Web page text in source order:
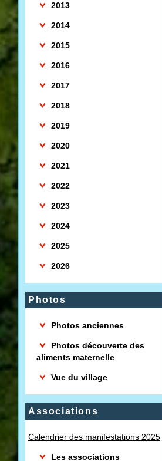
2013
2014
2015
2016
2017
2018
2019
2020
2021
2022
2023
2024
2025
2026
Photos
Photos anciennes
Photos découverte des
aliments maternelle
Vue du village
Associations
Calendrier des manifestations 2025
Les associations